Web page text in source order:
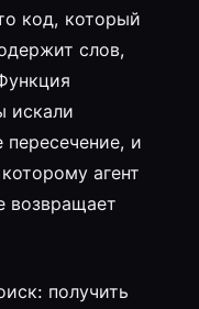
код, который
слов,
искали
пересечение, и
агент
возвращает
получить